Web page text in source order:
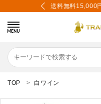
送料無料15,000
TOP 白ワイン